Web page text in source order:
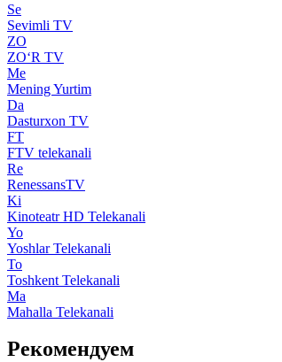
Se
Sevimli TV
ZO
ZO‘R TV
Me
Mening Yurtim
Da
Dasturxon TV
FT
FTV telekanali
Re
RenessansTV
Ki
Kinoteatr HD Telekanali
Yo
Yoshlar Telekanali
To
Toshkent Telekanali
Ma
Mahalla Telekanali
Рекомендуем